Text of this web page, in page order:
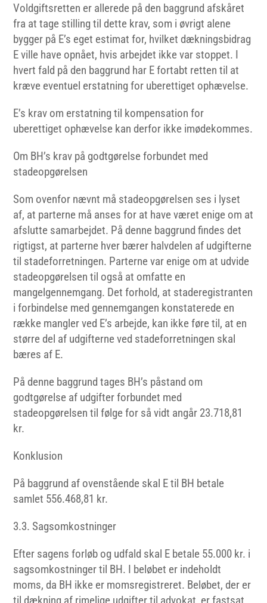
Voldgiftsretten er allerede på den baggrund afskåret
fra at tage stilling til dette krav, som i øvrigt alene
bygger på E’s eget estimat for, hvilket dækningsbidrag
E ville have opnået, hvis arbejdet ikke var stoppet. I
hvert fald på den baggrund har E fortabt retten til at
kræve eventuel erstatning for uberettiget ophævelse.
E’s krav om erstatning til kompensation for
uberettiget ophævelse kan derfor ikke imødekommes.
Om BH’s krav på godtgørelse forbundet med
stadeopgørelsen
Som ovenfor nævnt må stadeopgørelsen ses i lyset
af, at parterne må anses for at have været enige om at
afslutte samarbejdet. På denne baggrund findes det
rigtigst, at parterne hver bærer halvdelen af udgifterne
til stadeforretningen. Parterne var enige om at udvide
stadeopgørelsen til også at omfatte en
mangelgennemgang. Det forhold, at staderegistranten
i forbindelse med gennemgangen konstaterede en
række mangler ved E’s arbejde, kan ikke føre til, at en
større del af udgifterne ved stadeforretningen skal
bæres af E.
På denne baggrund tages BH’s påstand om
godtgørelse af udgifter forbundet med
stadeopgørelsen til følge for så vidt angår 23.718,81
kr.
Konklusion
På baggrund af ovenstående skal E til BH betale
samlet 556.468,81 kr.
3.3. Sagsomkostninger
Efter sagens forløb og udfald skal E betale 55.000 kr. i
sagsomkostninger til BH. I beløbet er indeholdt
moms, da BH ikke er momsregistreret. Beløbet, der er
til dækning af rimelige udgifter til advokat, er fastsat